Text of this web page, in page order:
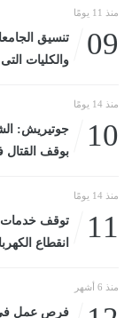
منذ 11 يومًا
09
والكليات
منذ 14 يومًا
10
جوتيريش:
بوقف القتال
منذ 14 يومًا
11
توقف خدمات
انقطاع
منذ 6 أشهر